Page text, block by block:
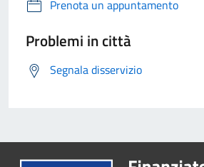
Prenota un appuntamento
Problemi in città
Segnala disservizio